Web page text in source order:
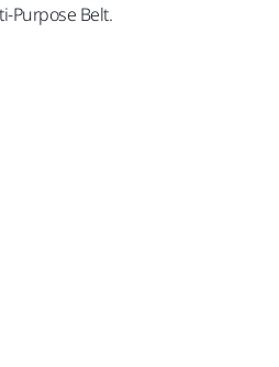
Purpose Belt.
med MVA 25 %